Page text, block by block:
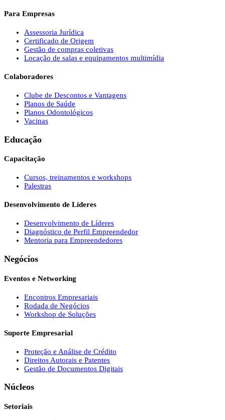
Para Empresas
Assessoria Jurídica
Certificado de Origem
Gestão de compras coletivas
Locação de salas e equipamentos multimídia
Colaboradores
Clube de Descontos e Vantagens
Planos de Saúde
Planos Odontológicos
Vacinas
Educação
Capacitação
Cursos, treinamentos e workshops
Palestras
Desenvolvimento de Líderes
Desenvolvimento de Líderes
Diagnóstico de Perfil Empreendedor
Mentoria para Empreendedores
Negócios
Eventos e Networking
Encontros Empresariais
Rodada de Negócios
Workshop de Soluções
Suporte Empresarial
Proteção e Análise de Crédito
Direitos Autorais e Patentes
Gestão de Documentos Digitais
Núcleos
Setoriais